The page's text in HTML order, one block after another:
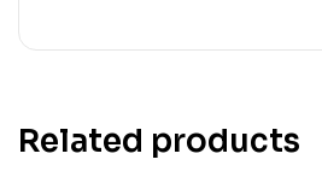
Related products